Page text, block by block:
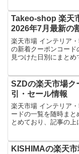
Takeo-shop 楽天
2026年7月最新の
楽天市場 インテリア
の新着クーポンコー
見つけた日別にまとめ
SZDの楽天市場ク
引・セール情報
楽天市場 インテリア
ードの一覧を随時まと
とめており、記事の
楽天スーパーセール
KISHIMAの楽天